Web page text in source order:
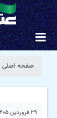
صفحه اصلی
۲۹ فروردین ۱۴۰۵ - ۲۱:۵۶